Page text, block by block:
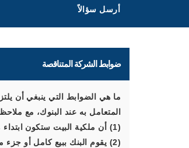
أرسل سؤالاً
ضوابط الشركة المتناقصة
ما هي الضوابط التي ينبغي أن
المتعامل به عند البنوك، مع
(1) أن ملكية البيت ستكون ابتداء مشاركة حقيقية وقانونية بين البنك والمشتري بحسب نصيب كل منهما.
(2) يقوم البنك ببيع كامل أو